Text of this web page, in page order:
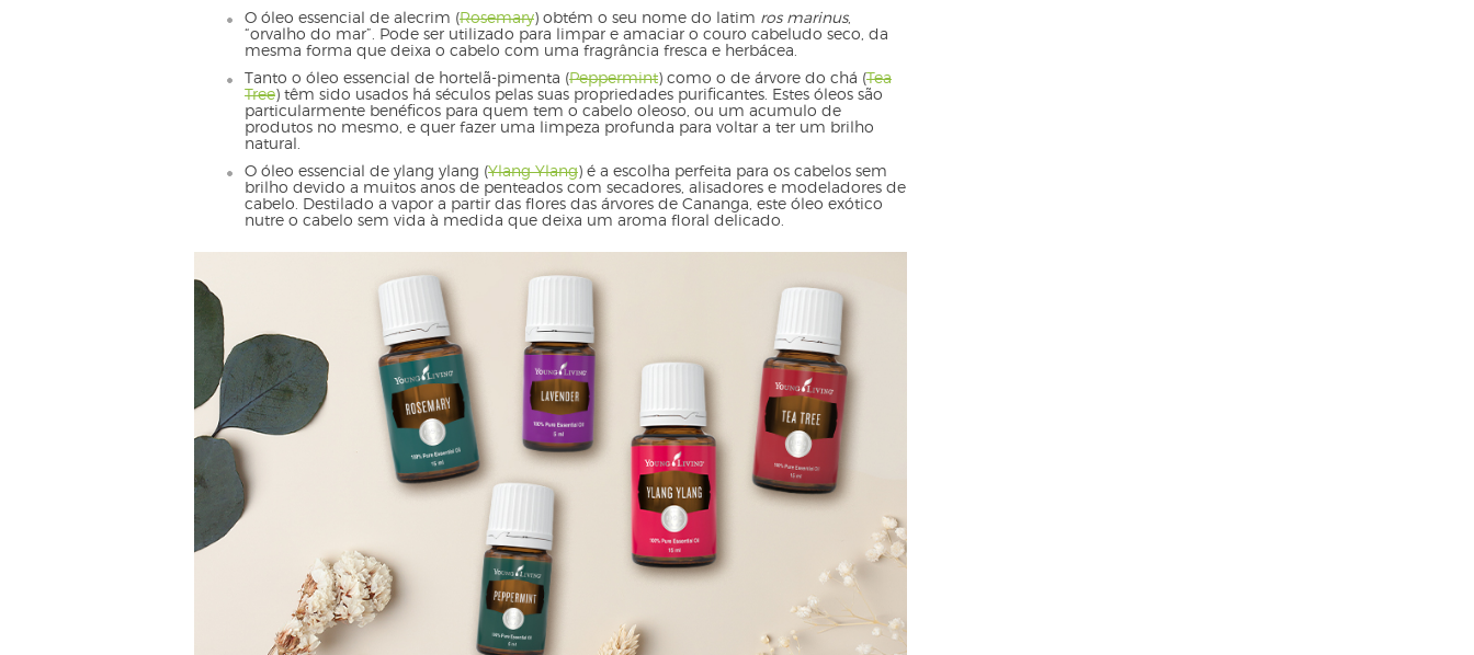
O óleo essencial de alecrim (Rosemary) obtém o seu nome do latim ros marinus,
“orvalho do mar”. Pode ser utilizado para limpar e amaciar o couro cabeludo seco, da
mesma forma que deixa o cabelo com uma fragrância fresca e herbácea.
Tanto o óleo essencial de hortelã-pimenta (Peppermint) como o de árvore do chá (Tea
Tree) têm sido usados há séculos pelas suas propriedades purificantes. Estes óleos são
particularmente benéficos para quem tem o cabelo oleoso, ou um acumulo de
produtos no mesmo, e quer fazer uma limpeza profunda para voltar a ter um brilho
natural.
O óleo essencial de ylang ylang (Ylang Ylang) é a escolha perfeita para os cabelos sem
brilho devido a muitos anos de penteados com secadores, alisadores e modeladores de
cabelo. Destilado a vapor a partir das flores das árvores de Cananga, este óleo exótico
nutre o cabelo sem vida à medida que deixa um aroma floral delicado.